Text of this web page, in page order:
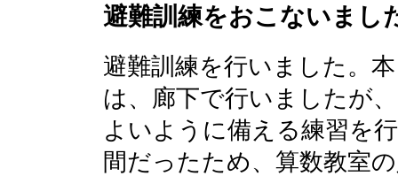
避難訓練をおこないまし
避難訓練を行いました。
は、廊下で行いましたが
よいように備える練習を
間だったため、算数教室